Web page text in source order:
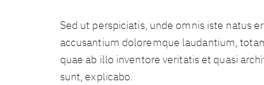
Sed ut perspiciatis, unde omnis iste natus
accusantium doloremque laudantium,
quae ab illo inventore veritatis et quasi
sunt, explicabo.